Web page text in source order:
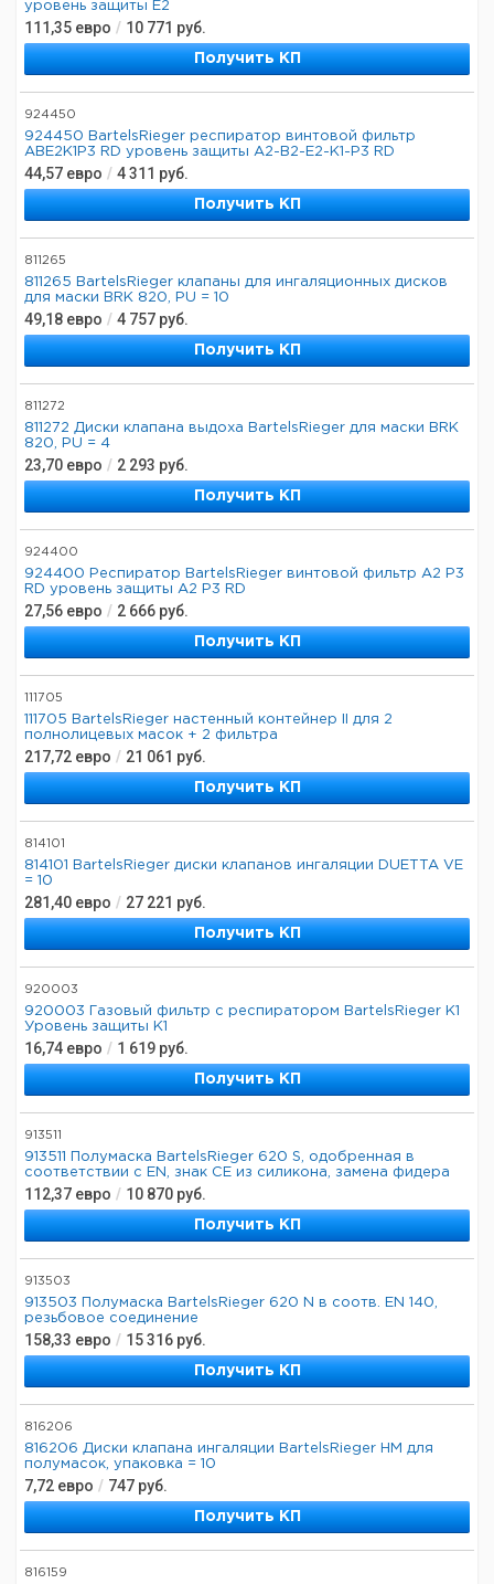
уровень защиты E2
111,35 евро / 10 771 руб.
Получить КП
924450
924450 BartelsRieger респиратор винтовой фильтр
ABE2K1P3 RD уровень защиты A2-B2-E2-K1-P3 RD
44,57 евро / 4 311 руб.
Получить КП
811265
811265 BartelsRieger клапаны для ингаляционных дисков
для маски BRK 820, PU = 10
49,18 евро / 4 757 руб.
Получить КП
811272
811272 Диски клапана выдоха BartelsRieger для маски BRK
820, PU = 4
23,70 евро / 2 293 руб.
Получить КП
924400
924400 Респиратор BartelsRieger винтовой фильтр A2 P3
RD уровень защиты A2 P3 RD
27,56 евро / 2 666 руб.
Получить КП
111705
111705 BartelsRieger настенный контейнер II для 2
полнолицевых масок + 2 фильтра
217,72 евро / 21 061 руб.
Получить КП
814101
814101 BartelsRieger диски клапанов ингаляции DUETTA VE
= 10
281,40 евро / 27 221 руб.
Получить КП
920003
920003 Газовый фильтр с респиратором BartelsRieger K1
Уровень защиты K1
16,74 евро / 1 619 руб.
Получить КП
913511
913511 Полумаска BartelsRieger 620 S, одобренная в
соответствии с EN, знак CE из силикона, замена фидера
112,37 евро / 10 870 руб.
Получить КП
913503
913503 Полумаска BartelsRieger 620 N в соотв. EN 140,
резьбовое соединение
158,33 евро / 15 316 руб.
Получить КП
816206
816206 Диски клапана ингаляции BartelsRieger HM для
полумасок, упаковка = 10
7,72 евро / 747 руб.
Получить КП
816159